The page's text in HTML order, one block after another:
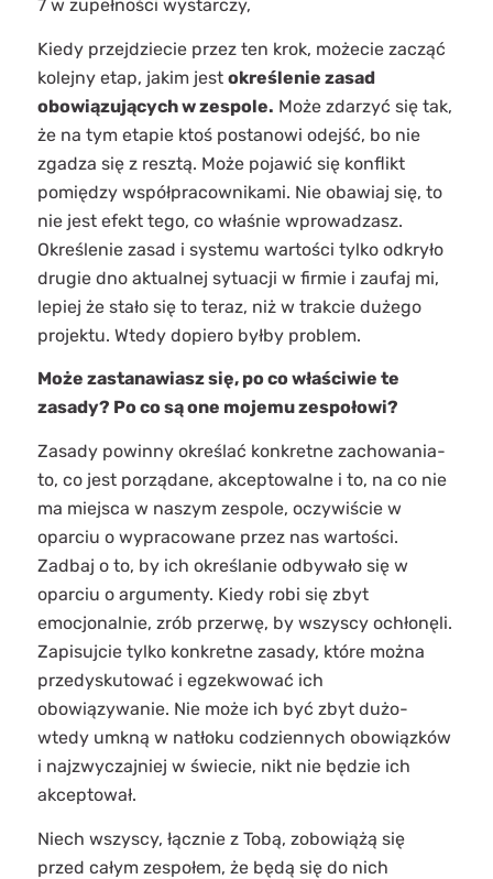
7 w zupełności wystarczy,
Kiedy przejdziecie przez ten krok, możecie zacząć
kolejny etap, jakim jest określenie zasad
obowiązujących w zespole. Może zdarzyć się tak,
że na tym etapie ktoś postanowi odejść, bo nie
zgadza się z resztą. Może pojawić się konflikt
pomiędzy współpracownikami. Nie obawiaj się, to
nie jest efekt tego, co właśnie wprowadzasz.
Określenie zasad i systemu wartości tylko odkryło
drugie dno aktualnej sytuacji w firmie i zaufaj mi,
lepiej że stało się to teraz, niż w trakcie dużego
projektu. Wtedy dopiero byłby problem.
Może zastanawiasz się, po co właściwie te
zasady? Po co są one mojemu zespołowi?
Zasady powinny określać konkretne zachowania-
to, co jest porządane, akceptowalne i to, na co nie
ma miejsca w naszym zespole, oczywiście w
oparciu o wypracowane przez nas wartości.
Zadbaj o to, by ich określanie odbywało się w
oparciu o argumenty. Kiedy robi się zbyt
emocjonalnie, zrób przerwę, by wszyscy ochłonęli.
Zapisujcie tylko konkretne zasady, które można
przedyskutować i egzekwować ich
obowiązywanie. Nie może ich być zbyt dużo-
wtedy umkną w natłoku codziennych obowiązków
i najzwyczajniej w świecie, nikt nie będzie ich
akceptował.
Niech wszyscy, łącznie z Tobą, zobowiążą się
przed całym zespołem, że będą się do nich